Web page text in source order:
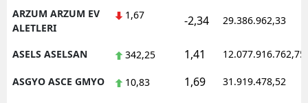
ARZUM ARZUM EV
ALETLERI
1,67 -2,34 29.386.962,33
ASELS ASELSAN 342,25 1,41 12.077.916.762,75
ASGYO ASCE GMYO 10,83 1,69 31.919.478,52